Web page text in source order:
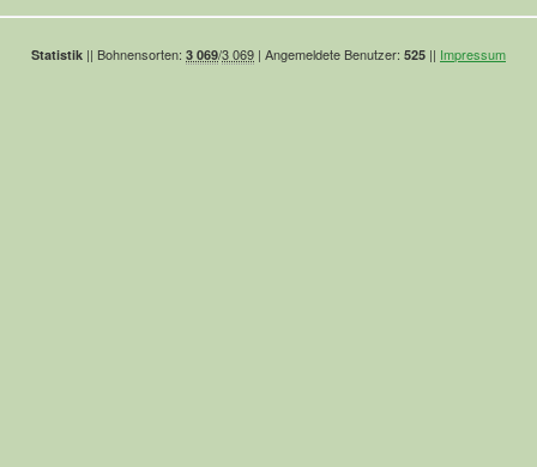
Statistik || Bohnensorten: 3 069/3 069 | Angemeldete Benutzer: 525 || Impressum